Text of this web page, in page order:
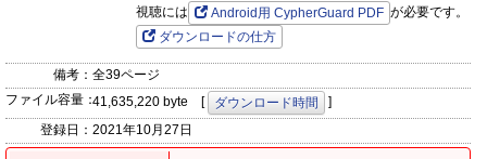
視聴には
Android用 CypherGuard PDF が必要です。
ダウンロードの仕方
備考： 全39ページ
ファイル容量：41,635,220 byte [ ダウンロード時間
]
登録日： 2021年10月27日